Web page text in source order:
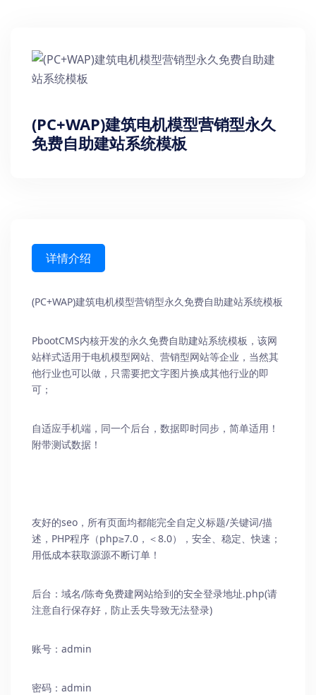
(PC+WAP)建筑电机模型营销型永久
免费自助建站系统模板
详情介绍
(PC+WAP)建筑电机模型营销型永久免费自助建站系统模板
PbootCMS内核开发的永久免费自助建站系统模板，该网
站样式适用于电机模型网站、营销型网站等企业，当然其
他行业也可以做，只需要把文字图片换成其他行业的即
可；
自适应手机端，同一个后台，数据即时同步，简单适用！
附带测试数据！
友好的seo，所有页面均都能完全自定义标题/关键词/描
述，PHP程序（php≥7.0，＜8.0），安全、稳定、快速；
用低成本获取源源不断订单！
后台：域名/陈奇免费建网站给到的安全登录地址.php(请
注意自行保存好，防止丢失导致无法登录)
账号：admin
密码：admin